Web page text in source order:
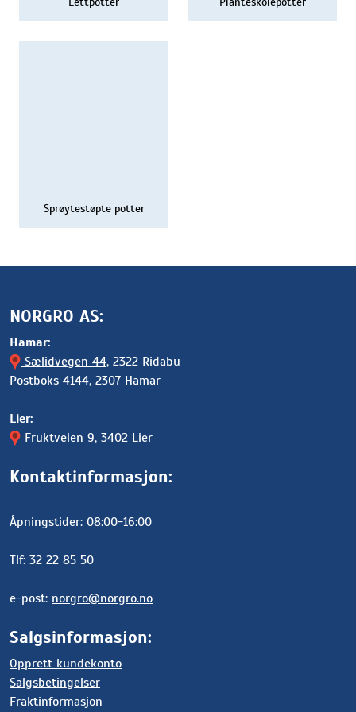
Sprøytestøpte potter
NORGRO AS:
Hamar:
Sælidvegen 44, 2322 Ridabu
Postboks 4144, 2307 Hamar
Lier:
Fruktveien 9, 3402 Lier
Kontaktinformasjon:
Åpningstider: 08:00-16:00
Tlf: 32 22 85 50
e-post: norgro@norgro.no
Salgsinformasjon:
Opprett kundekonto
Salgsbetingelser
Fraktinformasjon